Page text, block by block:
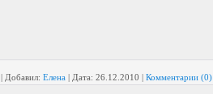
| Добавил: Елена | Дата: 26.12.2010 | Комментарии (0)